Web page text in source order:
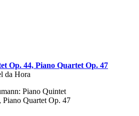
Op. 44, Piano Quartet Op. 47
da Hora